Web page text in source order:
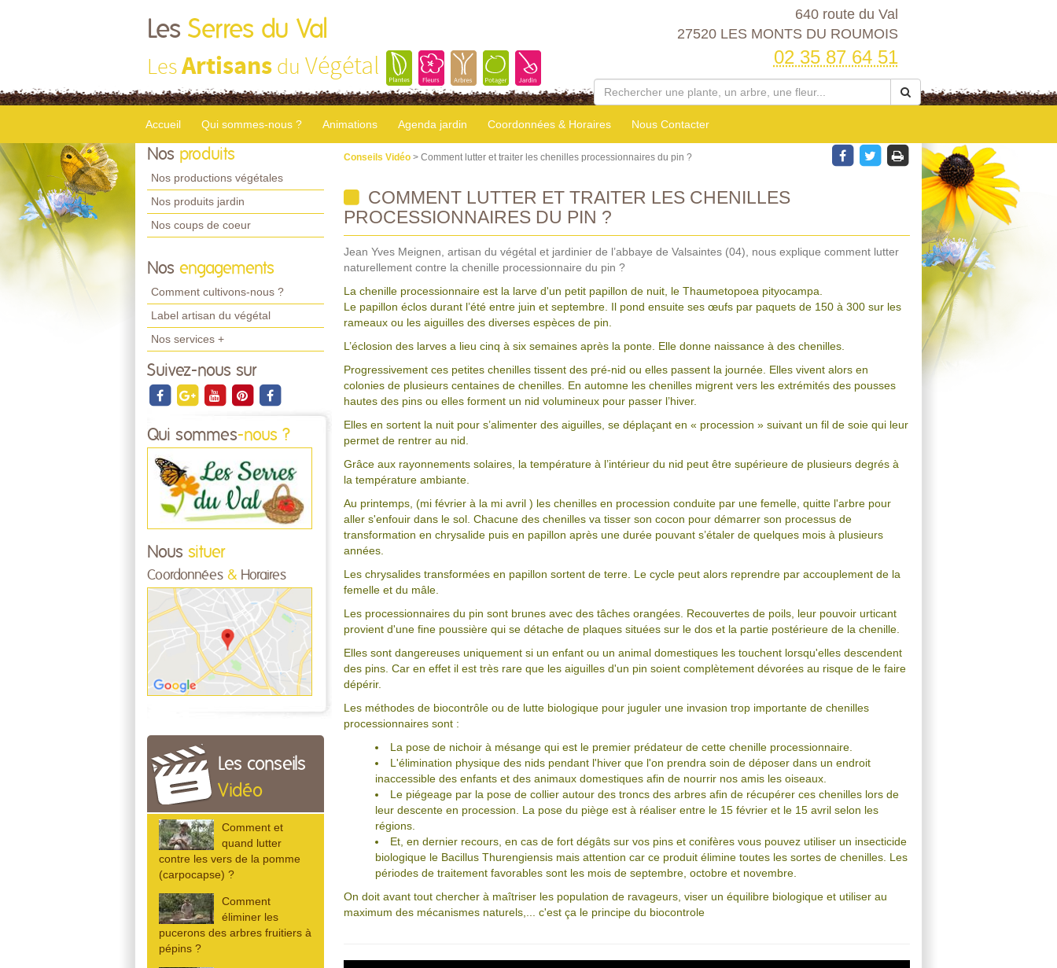
Les Serres du Val
LesArtisans du Végétal
640 route du Val
27520 LES MONTS DU ROUMOIS
02 35 87 64 51
Accueil Qui sommes-nous ? Animations Agenda jardin Coordonnées & Horaires Nous Contacter
Nos produits
Nos productions végétales
Nos produits jardin
Nos coups de coeur
Nos engagements
Comment cultivons-nous ?
Label artisan du végétal
Nos services +
Suivez-nous sur
Qui sommes-nous ?
Nous situer
Coordonnées & Horaires
Les conseils
Vidéo
Comment et
quand lutter
contre les vers de la pomme
(carpocapse) ?
Comment
éliminer les
pucerons des arbres fruitiers à
pépins ?
Conseils Vidéo > Comment lutter et traiter les chenilles processionnaires du pin ?
COMMENT LUTTER ET TRAITER LES CHENILLES
PROCESSIONNAIRES DU PIN ?
Jean Yves Meignen, artisan du végétal et jardinier de l’abbaye de Valsaintes (04), nous explique comment lutter
naturellement contre la chenille processionnaire du pin ?
La chenille processionnaire est la larve d'un petit papillon de nuit, le Thaumetopoea pityocampa.
Le papillon éclos durant l’été entre juin et septembre. Il pond ensuite ses œufs par paquets de 150 à 300 sur les
rameaux ou les aiguilles des diverses espèces de pin.
L’éclosion des larves a lieu cinq à six semaines après la ponte. Elle donne naissance à des chenilles.
Progressivement ces petites chenilles tissent des pré-nid ou elles passent la journée. Elles vivent alors en
colonies de plusieurs centaines de chenilles. En automne les chenilles migrent vers les extrémités des pousses
hautes des pins ou elles forment un nid volumineux pour passer l’hiver.
Elles en sortent la nuit pour s’alimenter des aiguilles, se déplaçant en « procession » suivant un fil de soie qui leur
permet de rentrer au nid.
Grâce aux rayonnements solaires, la température à l’intérieur du nid peut être supérieure de plusieurs degrés à
la température ambiante.
Au printemps, (mi février à la mi avril ) les chenilles en procession conduite par une femelle, quitte l'arbre pour
aller s'enfouir dans le sol. Chacune des chenilles va tisser son cocon pour démarrer son processus de
transformation en chrysalide puis en papillon après une durée pouvant s’étaler de quelques mois à plusieurs
années.
Les chrysalides transformées en papillon sortent de terre. Le cycle peut alors reprendre par accouplement de la
femelle et du mâle.
Les processionnaires du pin sont brunes avec des tâches orangées. Recouvertes de poils, leur pouvoir urticant
provient d'une fine poussière qui se détache de plaques situées sur le dos et la partie postérieure de la chenille.
Elles sont dangereuses uniquement si un enfant ou un animal domestiques les touchent lorsqu'elles descendent
des pins. Car en effet il est très rare que les aiguilles d'un pin soient complètement dévorées au risque de le faire
dépérir.
Les méthodes de biocontrôle ou de lutte biologique pour juguler une invasion trop importante de chenilles
processionnaires sont :
La pose de nichoir à mésange qui est le premier prédateur de cette chenille processionnaire.
L'élimination physique des nids pendant l'hiver que l'on prendra soin de déposer dans un endroit
inaccessible des enfants et des animaux domestiques afin de nourrir nos amis les oiseaux.
Le piégeage par la pose de collier autour des troncs des arbres afin de récupérer ces chenilles lors de
leur descente en procession. La pose du piège est à réaliser entre le 15 février et le 15 avril selon les
régions.
Et, en dernier recours, en cas de fort dégâts sur vos pins et conifères vous pouvez utiliser un insecticide
biologique le Bacillus Thurengiensis mais attention car ce produit élimine toutes les sortes de chenilles. Les
périodes de traitement favorables sont les mois de septembre, octobre et novembre.
On doit avant tout chercher à maîtriser les population de ravageurs, viser un équilibre biologique et utiliser au
maximum des mécanismes naturels,... c'est ça le principe du biocontrole